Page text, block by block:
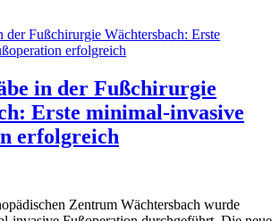
in der Fußchirurgie
Erste minimal-invasive
erfolgreich
Zentrum Wächtersbach wurde